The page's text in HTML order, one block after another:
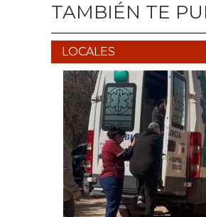
TAMBIÉN TE
LOCALES